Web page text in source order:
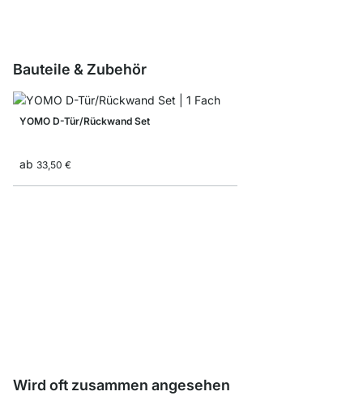
Bauteile & Zubehör
YOMO D-Tür/Rückwand Set
ab 33,50 €
Wird oft zusammen angesehen